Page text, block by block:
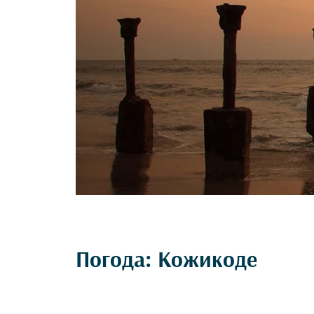
Погода: Кожикоде